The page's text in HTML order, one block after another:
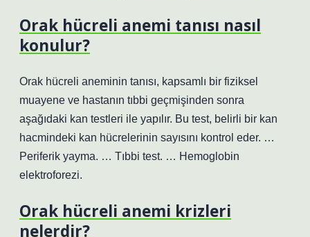
Orak hücreli anemi tanısı nasıl
konulur?
Orak hücreli aneminin tanısı, kapsamlı bir fiziksel
muayene ve hastanın tıbbi geçmişinden sonra
aşağıdaki kan testleri ile yapılır. Bu test, belirli bir kan
hacmindeki kan hücrelerinin sayısını kontrol eder. …
Periferik yayma. … Tıbbi test. … Hemoglobin
elektroforezi.
Orak hücreli anemi krizleri
nelerdir?